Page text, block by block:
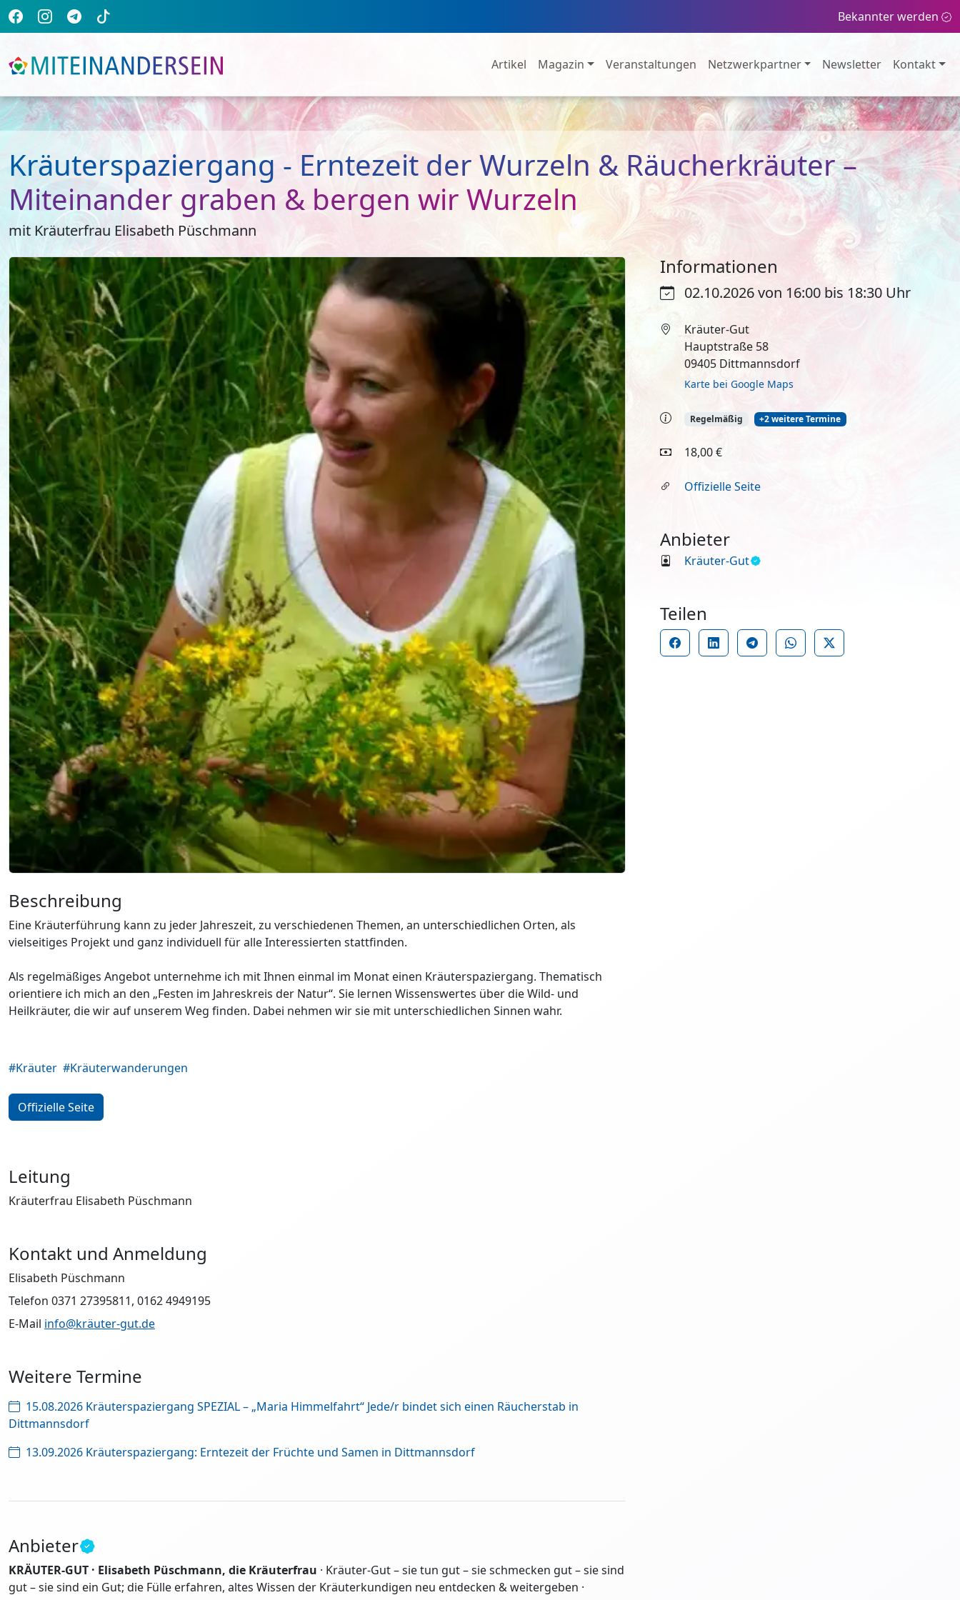
Bekannter werden
Artikel Magazin Veranstaltungen Netzwerkpartner Newsletter Kontakt
Kräuterspaziergang - Erntezeit der Wurzeln & Räucherkräuter –
Miteinander graben & bergen wir Wurzeln
mit Kräuterfrau Elisabeth Püschmann
Informationen
02.10.2026 von 16:00 bis 18:30 Uhr
Kräuter-Gut
Hauptstraße 58
09405 Dittmannsdorf
Karte bei Google Maps
Regelmäßig +2 weitere Termine
18,00 €
Offizielle Seite
Anbieter
Kräuter-Gut
Teilen
Beschreibung
Eine Kräuterführung kann zu jeder Jahreszeit, zu verschiedenen Themen, an unterschiedlichen Orten, als
vielseitiges Projekt und ganz individuell für alle Interessierten stattfinden.
Als regelmäßiges Angebot unternehme ich mit Ihnen einmal im Monat einen Kräuterspaziergang. Thematisch
orientiere ich mich an den „Festen im Jahreskreis der Natur“. Sie lernen Wissenswertes über die Wild- und
Heilkräuter, die wir auf unserem Weg finden. Dabei nehmen wir sie mit unterschiedlichen Sinnen wahr.
#Kräuter #Kräuterwanderungen
Offizielle Seite
Leitung
Kräuterfrau Elisabeth Püschmann
Kontakt und Anmeldung
Elisabeth Püschmann
Telefon 0371 27395811, 0162 4949195
E-Mail info@kräuter-gut.de
Weitere Termine
15.08.2026 Kräuterspaziergang SPEZIAL – „Maria Himmelfahrt“ Jede/r bindet sich einen Räucherstab in
Dittmannsdorf
13.09.2026 Kräuterspaziergang: Erntezeit der Früchte und Samen in Dittmannsdorf
Anbieter
KRÄUTER-GUT · Elisabeth Püschmann, die Kräuterfrau · Kräuter-Gut – sie tun gut – sie schmecken gut – sie sind
gut – sie sind ein Gut; die Fülle erfahren, altes Wissen der Kräuterkundigen neu entdecken & weitergeben ·